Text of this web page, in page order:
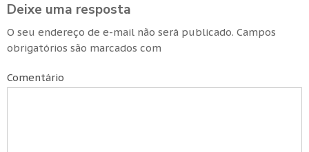
Deixe uma resposta
O seu endereço de e-mail não será publicado. Campos
obrigatórios são marcados com
Comentário